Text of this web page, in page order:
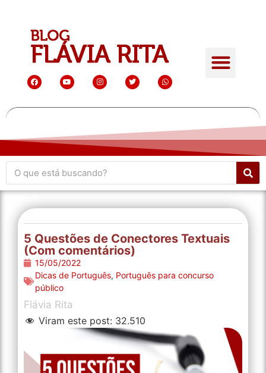
5 Questões de Conectores Textuais
(Com comentários)
15/05/2022
Dicas de Português, Português para concurso
público
Flávia Rita
Viram este post: 32.510